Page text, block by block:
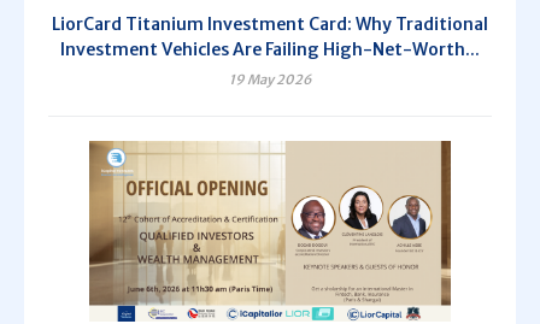
LiorCard Titanium Investment Card: Why Traditional
Investment Vehicles Are Failing High-Net-Worth...
19 May 2026